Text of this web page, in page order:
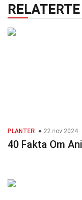
PLANTER 22 nov 2024
40 Fakta Om